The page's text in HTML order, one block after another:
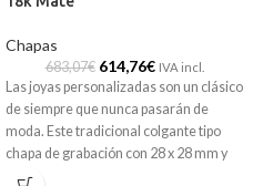
Chapas
683,07€ 614,76€ IVA incl.
Las joyas personalizadas son un clásico
de siempre que nunca pasarán de
moda. Este tradicional colgante tipo
chapa de grabación con 28 x 28 mm y
realizada en Oro amarillo de 18